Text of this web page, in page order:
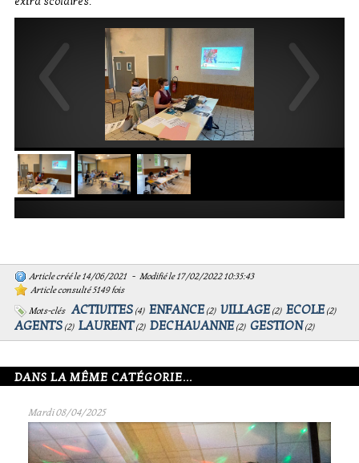
Article créé le 14/06/2021 - Modifié le 17/02/2022 10:35:43
Article consulté 5149 fois
Mots-clés
ACTIVITES (4) ENFANCE (2) VILLAGE (2) ECOLE (2)
AGENTS (2) LAURENT(2) DECHAVANNE (2) GESTION (2)
DANS LA MÊME CATÉGORIE...
Mardi 08/04/2025